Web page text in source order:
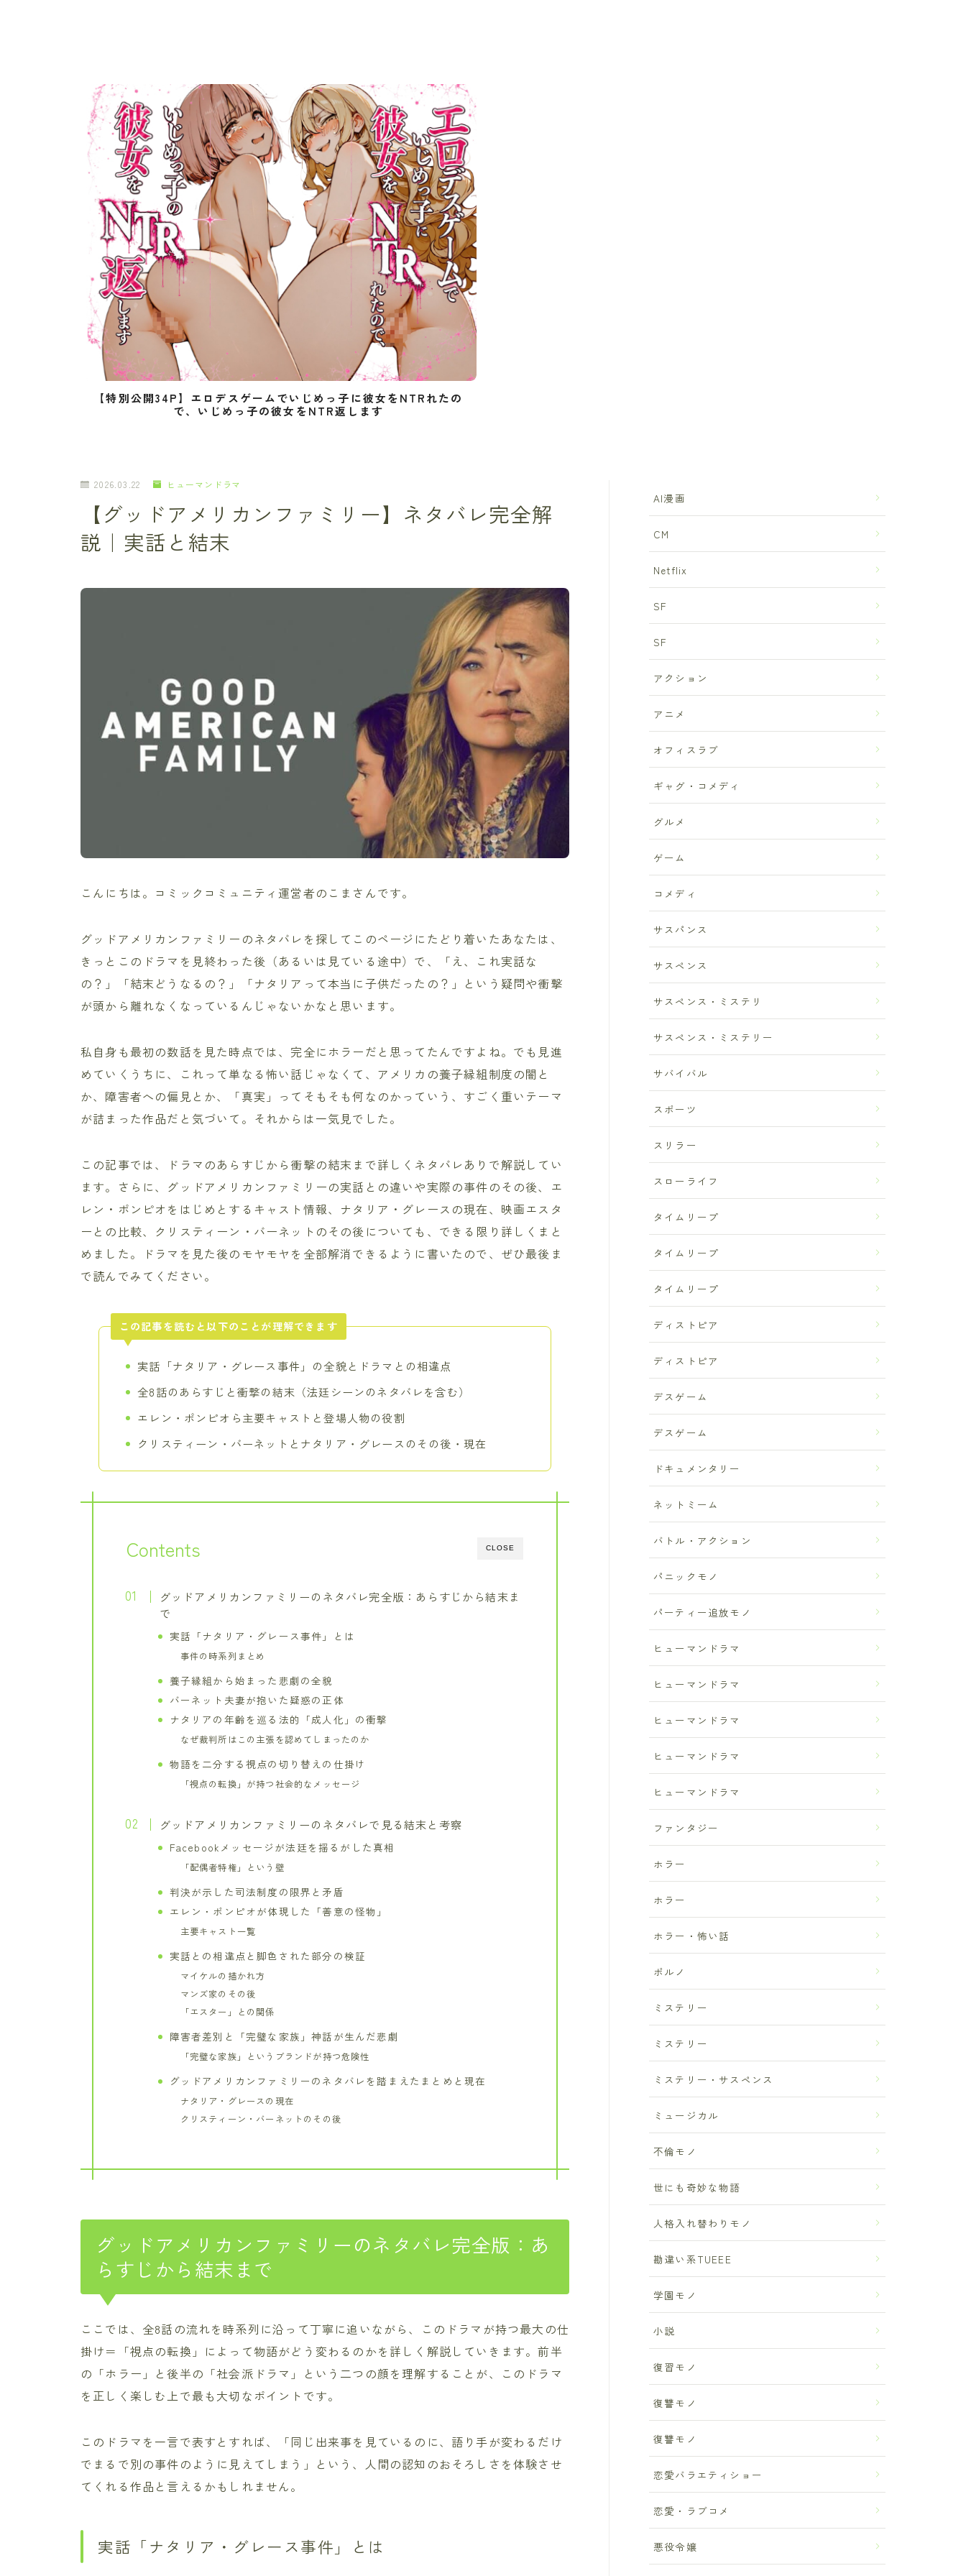
【特別公開34P】エロデスゲームでいじめっ子に彼女をNTRれたの
で、いじめっ子の彼女をNTR返します
2026.03.22 ヒューマンドラマ
【グッドアメリカンファミリー】ネタバレ完全解
説｜実話と結末
こんにちは。コミックコミュニティ運営者のこまさんです。
グッドアメリカンファミリーのネタバレを探してこのページにたどり着いたあなたは、
きっとこのドラマを見終わった後（あるいは見ている途中）で、「え、これ実話な
の？」「結末どうなるの？」「ナタリアって本当に子供だったの？」という疑問や衝撃
が頭から離れなくなっているんじゃないかなと思います。
私自身も最初の数話を見た時点では、完全にホラーだと思ってたんですよね。でも見進
めていくうちに、これって単なる怖い話じゃなくて、アメリカの養子縁組制度の闇と
か、障害者への偏見とか、「真実」ってそもそも何なのかっていう、すごく重いテーマ
が詰まった作品だと気づいて。それからは一気見でした。
この記事では、ドラマのあらすじから衝撃の結末まで詳しくネタバレありで解説してい
ます。さらに、グッドアメリカンファミリーの実話との違いや実際の事件のその後、エ
レン・ポンピオをはじめとするキャスト情報、ナタリア・グレースの現在、映画エスタ
ーとの比較、クリスティーン・バーネットのその後についても、できる限り詳しくまと
めました。ドラマを見た後のモヤモヤを全部解消できるように書いたので、ぜひ最後ま
で読んでみてください。
この記事を読むと以下のことが理解できます
実話「ナタリア・グレース事件」の全貌とドラマとの相違点
全8話のあらすじと衝撃の結末（法廷シーンのネタバレを含む）
エレン・ポンピオら主要キャストと登場人物の役割
クリスティーン・バーネットとナタリア・グレースのその後・現在
CLOSE
Contents
グッドアメリカンファミリーのネタバレ完全版：あらすじから結末ま
で
実話「ナタリア・グレース事件」とは
事件の時系列まとめ
養子縁組から始まった悲劇の全貌
バーネット夫妻が抱いた疑惑の正体
ナタリアの年齢を巡る法的「成人化」の衝撃
なぜ裁判所はこの主張を認めてしまったのか
物語を二分する視点の切り替えの仕掛け
「視点の転換」が持つ社会的なメッセージ
グッドアメリカンファミリーのネタバレで見る結末と考察
Facebookメッセージが法廷を揺るがした真相
「配偶者特権」という壁
判決が示した司法制度の限界と矛盾
エレン・ポンピオが体現した「善意の怪物」
主要キャスト一覧
実話との相違点と脚色された部分の検証
マイケルの描かれ方
マンズ家のその後
「エスター」との関係
障害者差別と「完璧な家族」神話が生んだ悲劇
「完璧な家族」というブランドが持つ危険性
グッドアメリカンファミリーのネタバレを踏まえたまとめと現在
ナタリア・グレースの現在
クリスティーン・バーネットのその後
グッドアメリカンファミリーのネタバレ完全版：あ
らすじから結末まで
ここでは、全8話の流れを時系列に沿って丁寧に追いながら、このドラマが持つ最大の仕
掛け＝「視点の転換」によって物語がどう変わるのかを詳しく解説していきます。前半
の「ホラー」と後半の「社会派ドラマ」という二つの顔を理解することが、このドラマ
を正しく楽しむ上で最も大切なポイントです。
このドラマを一言で表すとすれば、「同じ出来事を見ているのに、語り手が変わるだけ
でまるで別の事件のように見えてしまう」という、人間の認知のおそろしさを体験させ
てくれる作品と言えるかもしれません。
実話「ナタリア・グレース事件」とは
AI漫画
CM
Netflix
SF
SF
アクション
アニメ
オフィスラブ
ギャグ・コメディ
グルメ
ゲーム
コメディ
サスパンス
サスペンス
サスペンス・ミステリ
サスペンス・ミステリー
サバイバル
スポーツ
スリラー
スローライフ
タイムリープ
タイムリープ
タイムリープ
ディストピア
ディストピア
デスゲーム
デスゲーム
ドキュメンタリー
ネットミーム
バトル・アクション
パニックモノ
パーティー追放モノ
ヒューマンドラマ
ヒューマンドラマ
ヒューマンドラマ
ヒューマンドラマ
ヒューマンドラマ
ファンタジー
ホラー
ホラー
ホラー・怖い話
ポルノ
ミステリー
ミステリー
ミステリー・サスペンス
ミュージカル
不倫モノ
世にも奇妙な物語
人格入れ替わりモノ
勘違い系TUEEE
学園モノ
小説
復習モノ
復讐モノ
復讐モノ
恋愛バラエティショー
恋愛・ラブコメ
悪役令嬢